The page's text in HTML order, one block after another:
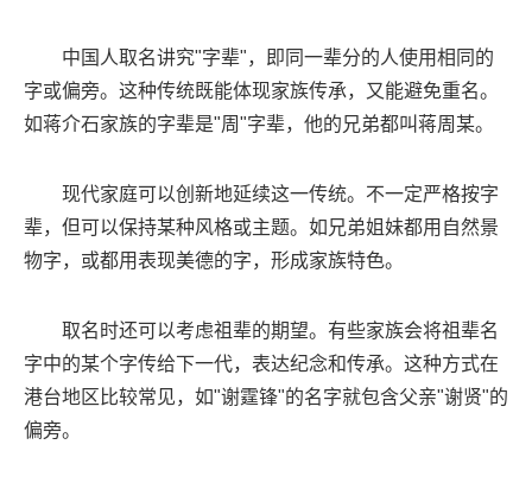
中国人取名讲究"字辈"，即同一辈分的人使用相同的
字或偏旁。这种传统既能体现家族传承，又能避免重名。
如蒋介石家族的字辈是"周"字辈，他的兄弟都叫蒋周某。
现代家庭可以创新地延续这一传统。不一定严格按字
辈，但可以保持某种风格或主题。如兄弟姐妹都用自然景
物字，或都用表现美德的字，形成家族特色。
取名时还可以考虑祖辈的期望。有些家族会将祖辈名
字中的某个字传给下一代，表达纪念和传承。这种方式在
港台地区比较常见，如"谢霆锋"的名字就包含父亲"谢贤"的
偏旁。